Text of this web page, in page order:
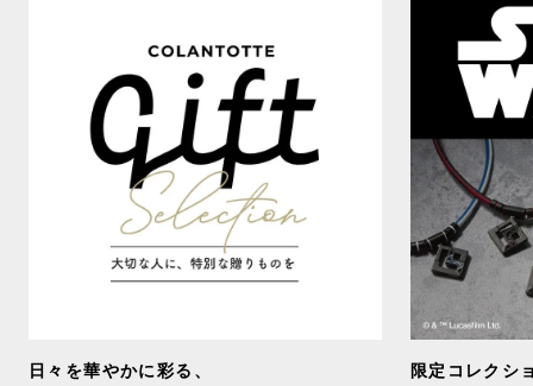
日々を華やかに彩る、
限定コレクシ